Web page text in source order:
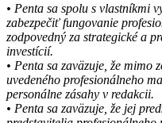
• Penta sa spolu s vlastníkmi
zabezpečiť fungovanie
zodpovedný za strategické a
investícií.
• Penta sa zaväzuje, že mimo
uvedeného profesionálneho
personálne zásahy v redakcii.
• Penta sa zaväzuje, že jej